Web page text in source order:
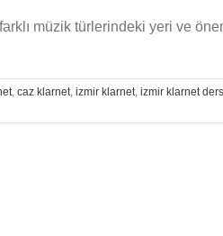
müzik türlerindeki yeri ve
, caz klarnet, izmir klarnet, izmir klarnet